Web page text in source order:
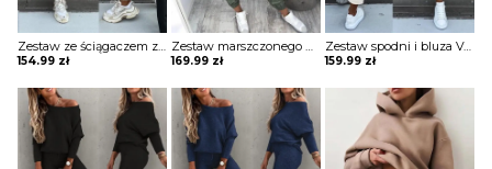
Zestaw ze ściągaczem z długim rękawem i wysokim stanem komplet Merel
154.99 zł
Zestaw marszczonego płaszcza i spodni cargo z kieszeniami na zamek błyskawiczny komplet Ezzelina
169.99 zł
Zestaw spodni i bluza Velga
159.99 zł